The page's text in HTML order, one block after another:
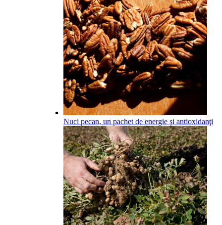
Nuci pecan, un pachet de energie şi antioxidanţi